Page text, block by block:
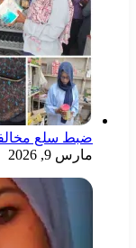
ضبط سلع
مارس 9, 2026